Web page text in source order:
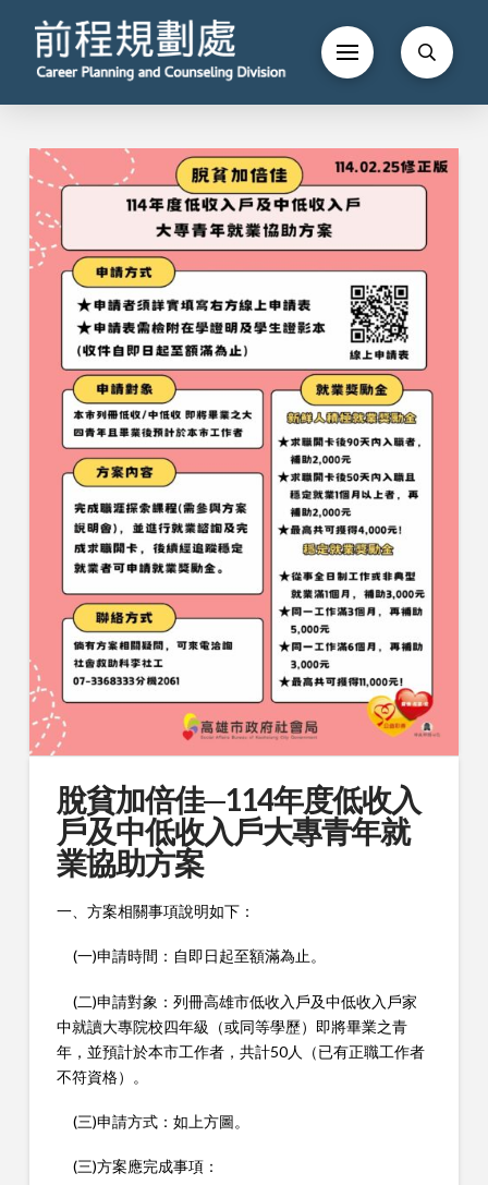
脫貧加倍佳─114年度低收入
戶及中低收入戶大專青年就
業協助方案
一、方案相關事項說明如下：
(一)申請時間：自即日起至額滿為止。
(二)申請對象：列冊高雄市低收入戶及中低收入戶家
中就讀大專院校四年級（或同等學歷）即將畢業之青
年，並預計於本市工作者，共計50人（已有正職工作者
不符資格）。
(三)申請方式：如上方圖。
(三)方案應完成事項：